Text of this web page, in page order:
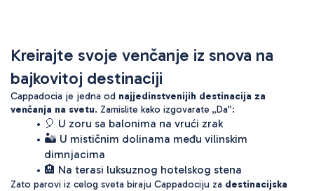
Kreirajte svoje venčanje iz snova na
bajkovitoj destinaciji
Cappadocia je jedna od najjedinstvenijih destinacija za
venčanja na svetu. Zamislite kako izgovarate „Da”:
🎈 U zoru sa balonima na vrući zrak
🏜️ U mističnim dolinama među vilinskim
dimnjacima
🏨 Na terasi luksuznog hotelskog stena
Zato parovi iz celog sveta biraju Cappadociju za destinacijska